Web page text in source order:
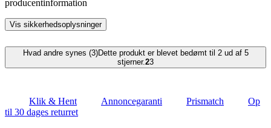
producentinformation
Vis sikkerhedsoplysninger
Hvad andre synes (3)Dette produkt er blevet bedømt til 2 ud af 5
stjerner.23
Klik & Hent Annoncegaranti Prismatch
Op
til 30 dages returret